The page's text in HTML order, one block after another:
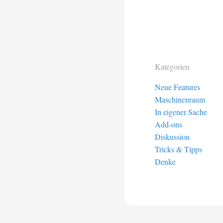
Kategorien
Neue Features
Maschinenraum
In eigener Sache
Add-ons
Diskussion
Tricks & Tipps
Denke